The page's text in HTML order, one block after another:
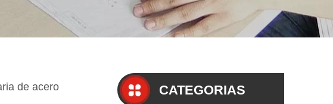
de acero
CATEGORIAS